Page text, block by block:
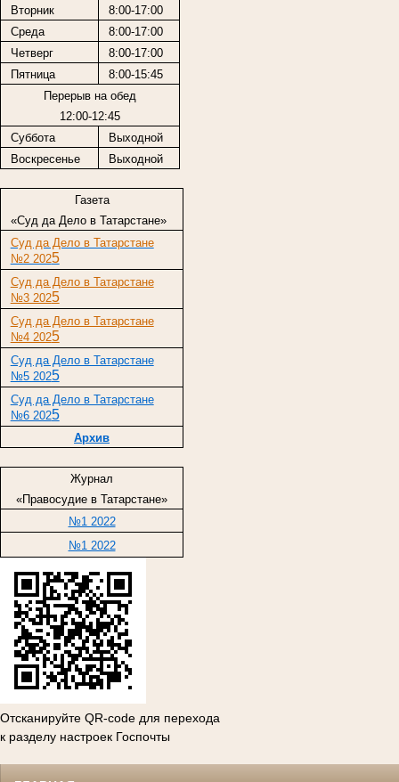
Вторник
8:00-17:00
Среда
8:00-17:00
Четверг
8:00-17:00
Пятница
8:00-15:45
Перерыв на обед
12:00-12:45
Суббота
Выходной
Воскресенье
Выходной
Газета
«Суд да Дело в Татарстане»
Суд да Дело в Татарстане
№2 2025
Суд да Дело в Татарстане
№3 2025
Суд да Дело в Татарстане
№4 2025
Суд да Дело в Татарстане
№5 2025
Суд да Дело в Татарстане
№6 2025
Архив
Журнал
«Правосудие в Татарстане»
№1 2022
№1 2022
Отсканируйте QR-code для перехода
к разделу настроек Госпочты